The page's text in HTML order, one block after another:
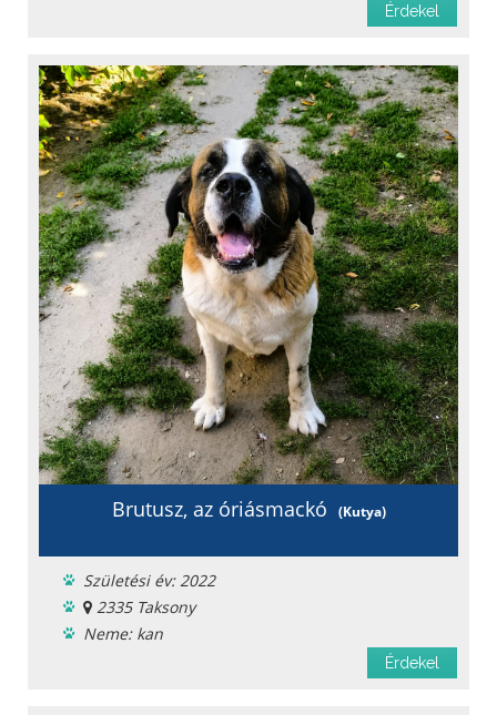
Oltást kapott
Féreghajtva
Ivartalanítva
Chipje van
Szobatiszta
Oltási könyv
Fajta: keverék
Érdekel
Brutusz, az óriásmackó (Kutya)
Születési év: 2022
2335 Taksony
Neme: kan
Érdekel